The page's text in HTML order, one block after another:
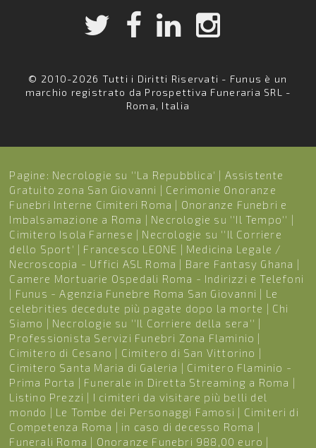
© 2010-2026 Tutti i Diritti Riservati - Funus è un
marchio registrato da Prospettiva Funeraria SRL -
Roma, Italia
Pagine: Necrologie su ''La Repubblica'
Assistente
Gratuito zona San Giovanni
Cerimonie Onoranze
Funebri Interne Cimiteri Roma
Onoranze Funebri e
Imbalsamazione a Roma
Necrologie su ''Il Tempo''
Cimitero Isola Farnese
Necrologie su ''Il Corriere
dello Sport'
Francesco LEONE
Medicina Legale /
Necroscopia - Uffici ASL Roma
Bare Fantasy Ghana
Camere Mortuarie Ospedali Roma - Indirizzi e Telefoni
Funus - Agenzia Funebre Roma San Giovanni
Le
celebrities decedute più pagate dopo la morte
Chi
Siamo
Necrologie su ''Il Corriere della sera''
Professionista Servizi Funebri Zona Flaminio
Cimitero di Cesano
Cimitero di San Vittorino
Cimitero Santa Maria di Galeria
Cimitero Flaminio -
Prima Porta
Funerale in Diretta Streaming a Roma
Listino Prezzi
I cimiteri da visitare più belli del
mondo
Le Tombe dei Personaggi Famosi
Cimiteri di
Competenza Roma
in caso di decesso Roma
Funerali Roma
Onoranze Funebri 988,00 euro